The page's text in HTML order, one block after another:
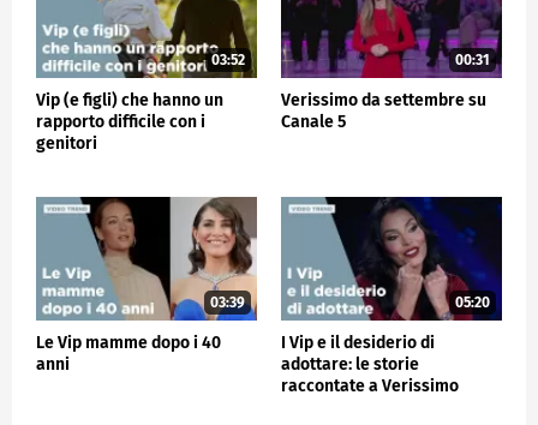
03:52
Vip (e figli) che hanno un
rapporto difficile con i
genitori
00:31
Verissimo da settembre su
Canale 5
03:39
Le Vip mamme dopo i 40
anni
05:20
I Vip e il desiderio di
adottare: le storie
raccontate a Verissimo